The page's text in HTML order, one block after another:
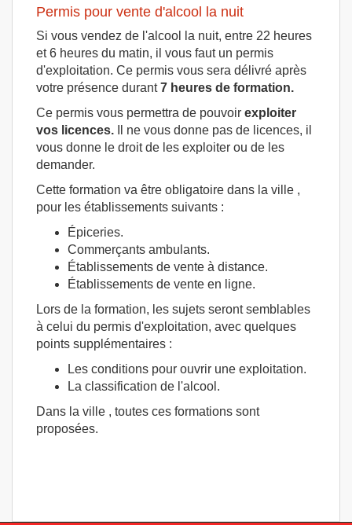
Permis pour vente d'alcool la nuit
Si vous vendez de l'alcool la nuit, entre 22 heures
et 6 heures du matin, il vous faut un permis
d'exploitation. Ce permis vous sera délivré après
votre présence durant7 heures de formation.
Ce permis vous permettra de pouvoir exploiter
vos licences. Il ne vous donne pas de licences, il
vous donne le droit de les exploiter ou de les
demander.
Cette formation va être obligatoire dans la ville ,
pour les établissements suivants :
Épiceries.
Commerçants ambulants.
Établissements de vente à distance.
Établissements de vente en ligne.
Lors de la formation, les sujets seront semblables
à celui du permis d'exploitation, avec quelques
points supplémentaires :
Les conditions pour ouvrir une exploitation.
La classification de l'alcool.
Dans la ville , toutes ces formations sont
proposées.